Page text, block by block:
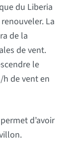
du Liberia
La
de la
de vent.
le
de vent en
d’avoir